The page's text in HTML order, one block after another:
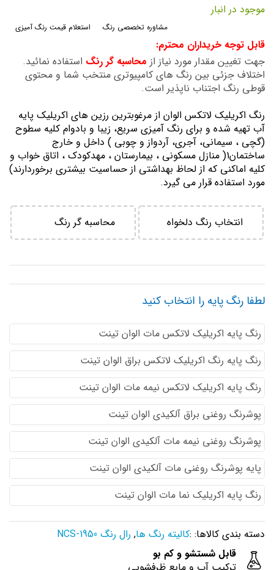
ابتدای
گالری
موجود در انبار
استعلام قیمت رنگ آمیزی مشاوره تخصصی رنگ
قابل توجه خریداران محترم:
جهت تغیین مقدار مورد نیاز از محاسبه گر رنگ استفاده نمائید.
اختلاف جزئی بین رنگ های کامپیوتری منتخب شما و محتوی
قوطی رنگ اجتناب ناپذیر است.
رنگ اكريليك لاتكس الوان از مرغوبترين رزين هاي اكريليك پايه
آب تهيه شده و برای رنگ آمیزی سریع، زیبا و بادوام کلیه سطوح
(گچی ، سیمانی، آجری، آردواز و چوبی ) داخل و خارج
ساختمان1( منازل مسكوني ، بيمارستان ، مهدكودك ، اتاق خواب و
كليه اماكني كه از لحاظ بهداشتي از حساسيت بيشتري برخوردارند)
مورد استفاده قرار می گیرد.
انتخاب رنگ دلخواه محاسبه گر رنگ
لطفا رنگ پایه را انتخاب کنید
رنگ پایه اكريليك لاتكس مات الوان تینت
رنگ پایه رنگ اكريليك لاتكس براق الوان تینت
رنگ پایه اكريليك لاتكس نيمه مات الوان تینت
پوشرنگ روغنی براق آلکیدی الوان تینت
پوشرنگ روغنی نیمه مات آلکیدی الوان تینت
پایه پوشرنگ روغنی مات آلکیدی الوان تینت
رنگ پایه اکریلیک نما مات الوان تینت
دسته بندی کالاها: :کالیته رنگ ها, رال رنگ NCS-1950
قابل شستشو و کم بو